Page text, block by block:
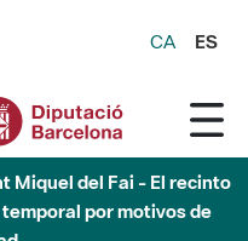
CA ES
Miquel del Fai - El recinto
por motivos de